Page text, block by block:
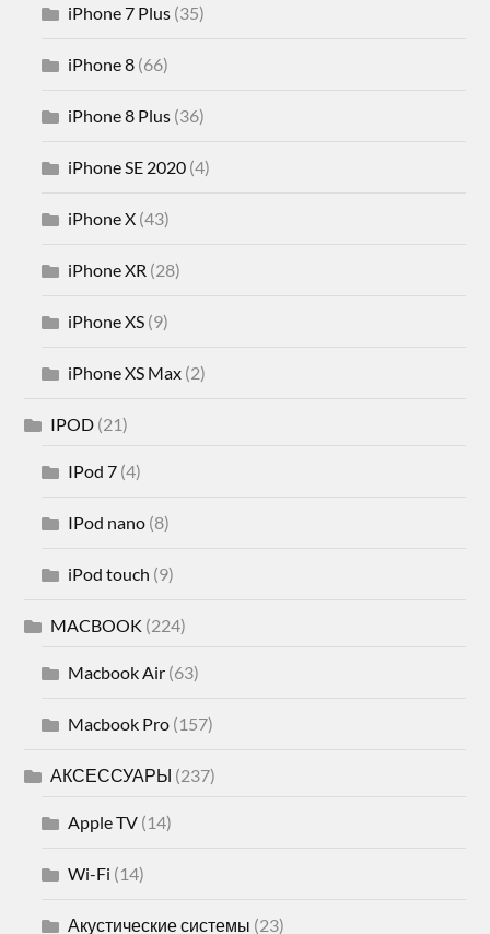
iPhone 7 Plus (35)
iPhone 8 (66)
iPhone 8 Plus (36)
iPhone SE 2020 (4)
iPhone X (43)
iPhone XR (28)
iPhone XS (9)
iPhone XS Max (2)
IPOD (21)
IPod 7 (4)
IPod nano (8)
iPod touch (9)
MACBOOK (224)
Macbook Air (63)
Macbook Pro (157)
АКСЕССУАРЫ (237)
Apple TV (14)
Wi-Fi (14)
Акустические системы (23)